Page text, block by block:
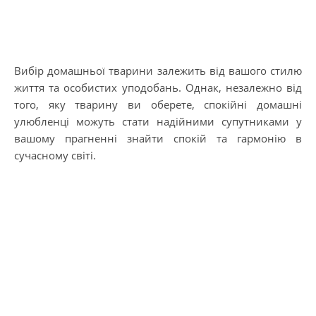
Вибір домашньої тварини залежить від вашого стилю
життя та особистих уподобань. Однак, незалежно від
того, яку тварину ви оберете, спокійні домашні
улюбленці можуть стати надійними супутниками у
вашому прагненні знайти спокій та гармонію в
сучасному світі.